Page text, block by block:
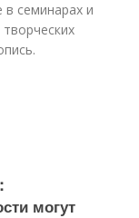
в семинарах и
могут